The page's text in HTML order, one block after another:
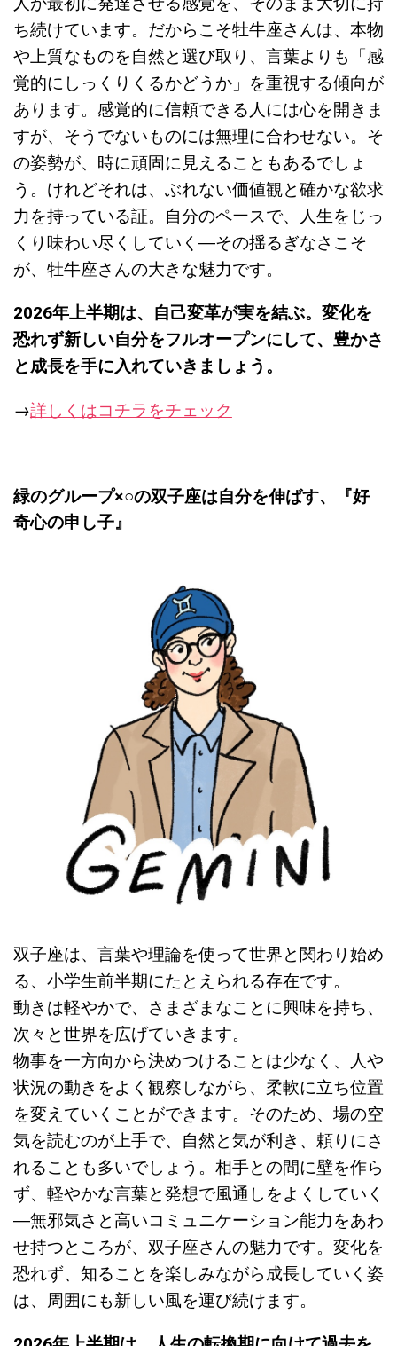
ち続けています。だからこそ牡牛座さんは、本物
や上質なものを自然と選び取り、言葉よりも「感
覚的にしっくりくるかどうか」を重視する傾向が
あります。感覚的に信頼できる人には心を開きま
すが、そうでないものには無理に合わせない。そ
の姿勢が、時に頑固に見えることもあるでしょ
う。けれどそれは、ぶれない価値観と確かな欲求
力を持っている証。自分のペースで、人生をじっ
くり味わい尽くしていく―その揺るぎなさこそ
が、牡牛座さんの大きな魅力です。
2026年上半期は、自己変革が実を結ぶ。変化を
恐れず新しい自分をフルオープンにして、豊かさ
と成長を手に入れていきましょう。
→詳しくはコチラをチェック
緑のグループ×○の双子座は自分を伸ばす、『好
奇心の申し子』
双子座は、言葉や理論を使って世界と関わり始め
る、小学生前半期にたとえられる存在です。
動きは軽やかで、さまざまなことに興味を持ち、
次々と世界を広げていきます。
物事を一方向から決めつけることは少なく、人や
状況の動きをよく観察しながら、柔軟に立ち位置
を変えていくことができます。そのため、場の空
気を読むのが上手で、自然と気が利き、頼りにさ
れることも多いでしょう。相手との間に壁を作ら
ず、軽やかな言葉と発想で風通しをよくしていく
―無邪気さと高いコミュニケーション能力をあわ
せ持つところが、双子座さんの魅力です。変化を
恐れず、知ることを楽しみながら成長していく姿
は、周囲にも新しい風を運び続けます。